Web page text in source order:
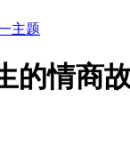
的情商